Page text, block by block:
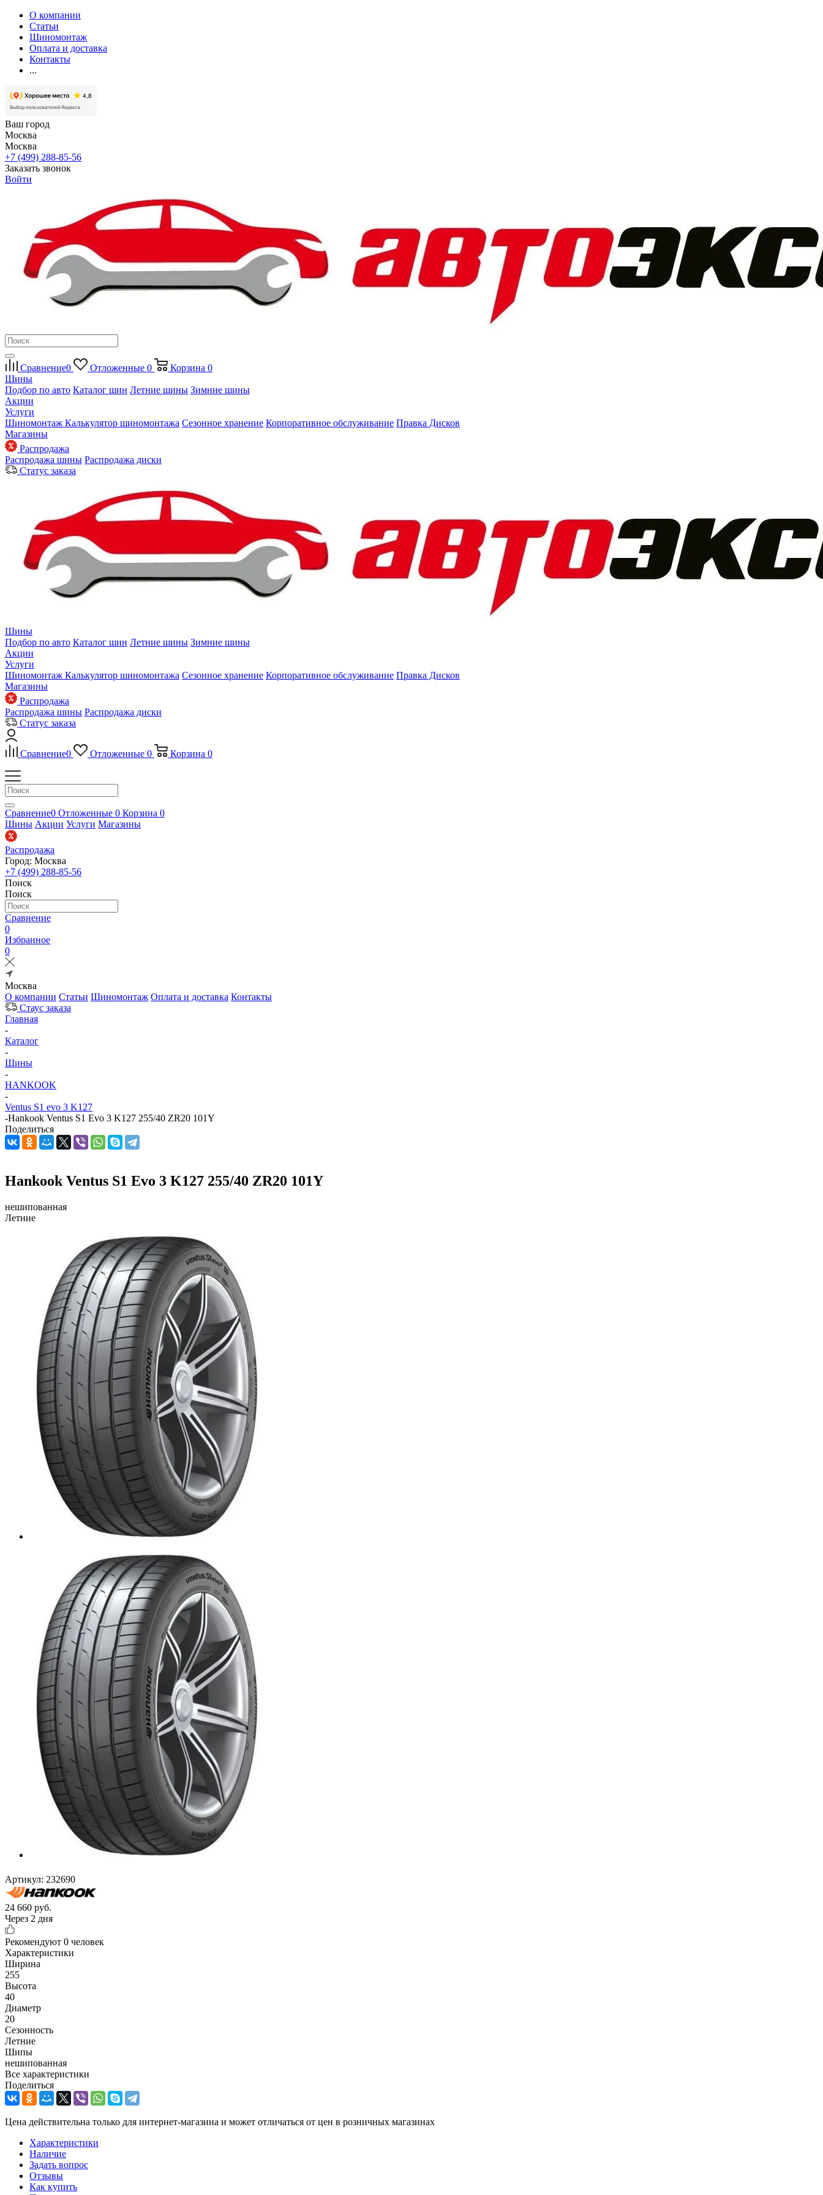
О компании
Статьи
Шиномонтаж
Оплата и доставка
Контакты
...
Ваш город
Москва
Москва
+7 (499) 288-85-56
Заказать звонок
Войти
Сравнение0 Отложенные 0 Корзина 0
Шины
Подбор по авто Каталог шин Летние шины Зимние шины
Акции
Услуги
Шиномонтаж Калькулятор шиномонтажа Сезонное хранение Корпоративное обслуживание Правка Дисков
Магазины
Распродажа
Распродажа шины Распродажа диски
Статус заказа
Шины
Подбор по авто Каталог шин Летние шины Зимние шины
Акции
Услуги
Шиномонтаж Калькулятор шиномонтажа Сезонное хранение Корпоративное обслуживание Правка Дисков
Магазины
Распродажа
Распродажа шины Распродажа диски
Статус заказа
Сравнение0 Отложенные 0 Корзина 0
Сравнение0 Отложенные 0 Корзина 0
Шины Акции Услуги Магазины
Распродажа
Город: Москва
+7 (499) 288-85-56
Поиск
Поиск
Сравнение
0
Избранное
0
Москва
О компании Статьи Шиномонтаж Оплата и доставка Контакты
Стаус заказа
Главная
-
Каталог
-
Шины
-
HANKOOK
-
Ventus S1 evo 3 K127
-Hankook Ventus S1 Evo 3 K127 255/40 ZR20 101Y
Поделиться
Hankook Ventus S1 Evo 3 K127 255/40 ZR20 101Y
нешипованная
Летние
Артикул: 232690
24 660 руб.
Через 2 дня
Рекомендуют 0 человек
Характеристики
Ширина
255
Высота
40
Диаметр
20
Сезонность
Летние
Шипы
нешипованная
Все характеристики
Поделиться
Цена действительна только для интернет-магазина и может отличаться от цен в розничных магазинах
Характеристики
Наличие
Задать вопрос
Отзывы
Как купить